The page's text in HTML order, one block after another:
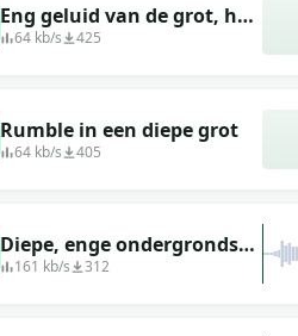
Eng geluid van de grot, het
lijkt alsof je er bent
64 kb/s 425
Rumble in een diepe grot
64 kb/s 405
Diepe, enge ondergrondse
grot, buitencartoon
161 kb/s 312